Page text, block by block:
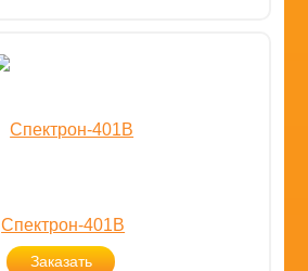
Спектрон-401В
Заказать